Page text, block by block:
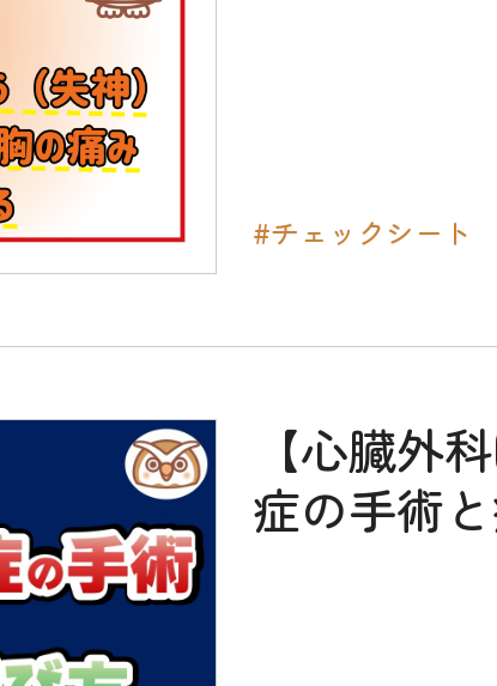
#チェックシート
【心臓外
症の手術